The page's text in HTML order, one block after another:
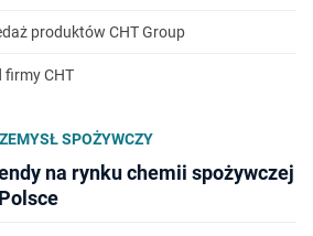
produktów CHT Group
firmy CHT
SPOŻYWCZY
na rynku chemii spożywczej